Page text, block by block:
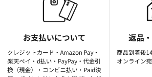
お支払いについて
クレジットカード・Amazon Pay・
楽天ぺイ・d払い・PayPay・代金引
換（現金）・コンビニ払い・Paid決
返品
商品到着後
オンライン